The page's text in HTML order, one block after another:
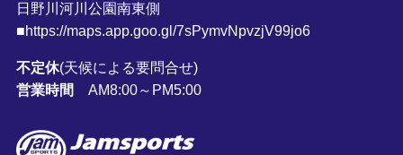
日野川河川公園南東側
■https://maps.app.goo.gl/7sPymvNpvzjV99jo6
不定休(天候による要問合せ)
営業時間
AM8:00～PM5:00